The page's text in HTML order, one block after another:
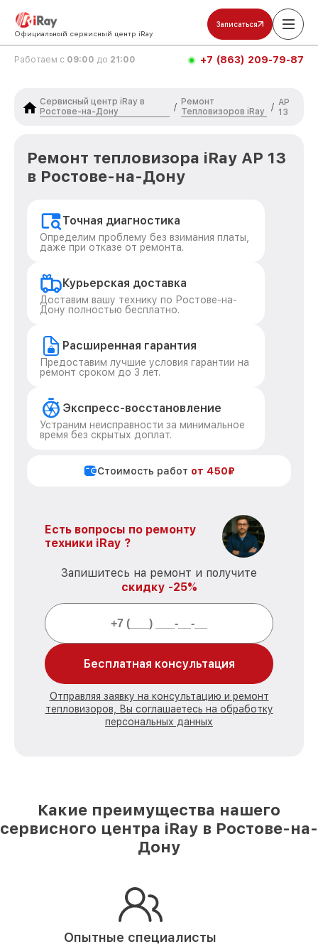
Официальный сервисный центр iRay
Записаться
Работаем с 09:00 до 21:00 +7 (863) 209-79-87
Сервисный центр iRay в
Ростове-на-Дону
/
Ремонт
Тепловизоров iRay
/ AP
13
Ремонт тепловизора iRay AP 13
в Ростове-на-Дону
Точная диагностика
Определим проблему без взимания платы,
даже при отказе от ремонта.
Курьерская доставка
Доставим вашу технику по Ростове-на-
Дону полностью бесплатно.
Расширенная гарантия
Предоставим лучшие условия гарантии на
ремонт сроком до 3 лет.
Экспресс-восстановление
Устраним неисправности за минимальное
время без скрытых доплат.
Стоимость работ от 450₽
Есть вопросы по ремонту
техники iRay ?
Запишитесь на ремонт и получите
скидку -25%
Бесплатная консультация
Отправляя заявку на консультацию и ремонт
тепловизоров, Вы соглашаетесь на обработку
персональных данных
Какие преимущества нашего
сервисного центра iRay в Ростове-на-
Дону
Опытные специалисты